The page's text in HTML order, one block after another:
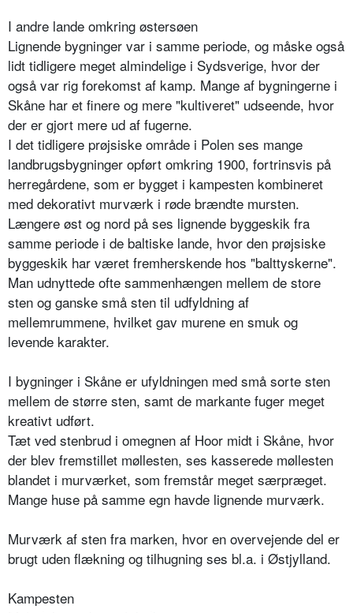
I andre lande omkring østersøen
Lignende bygninger var i samme periode, og måske også
lidt tidligere meget almindelige i Sydsverige, hvor der
også var rig forekomst af kamp. Mange af bygningerne i
Skåne har et finere og mere "kultiveret" udseende, hvor
der er gjort mere ud af fugerne.
I det tidligere prøjsiske område i Polen ses mange
landbrugsbygninger opført omkring 1900, fortrinsvis på
herregårdene, som er bygget i kampesten kombineret
med dekorativt murværk i røde brændte mursten.
Længere øst og nord på ses lignende byggeskik fra
samme periode i de baltiske lande, hvor den prøjsiske
byggeskik har været fremherskende hos "balttyskerne".
Man udnyttede ofte sammenhængen mellem de store
sten og ganske små sten til udfyldning af
mellemrummene, hvilket gav murene en smuk og
levende karakter.
I bygninger i Skåne er ufyldningen med små sorte sten
mellem de større sten, samt de markante fuger meget
kreativt udført.
Tæt ved stenbrud i omegnen af Hoor midt i Skåne, hvor
der blev fremstillet møllesten, ses kasserede møllesten
blandet i murværket, som fremstår meget særpræget.
Mange huse på samme egn havde lignende murværk.
Murværk af sten fra marken, hvor en overvejende del er
brugt uden flækning og tilhugning ses bl.a. i Østjylland.
Kampesten